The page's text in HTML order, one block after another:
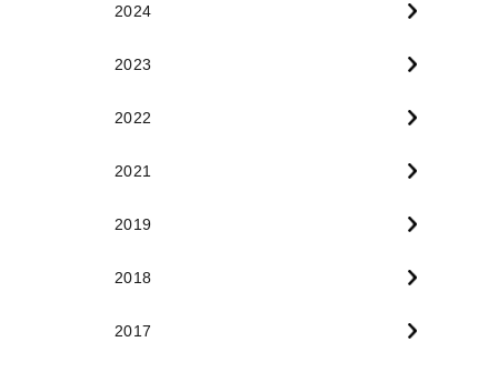
2024
2023
2022
2021
2019
2018
2017